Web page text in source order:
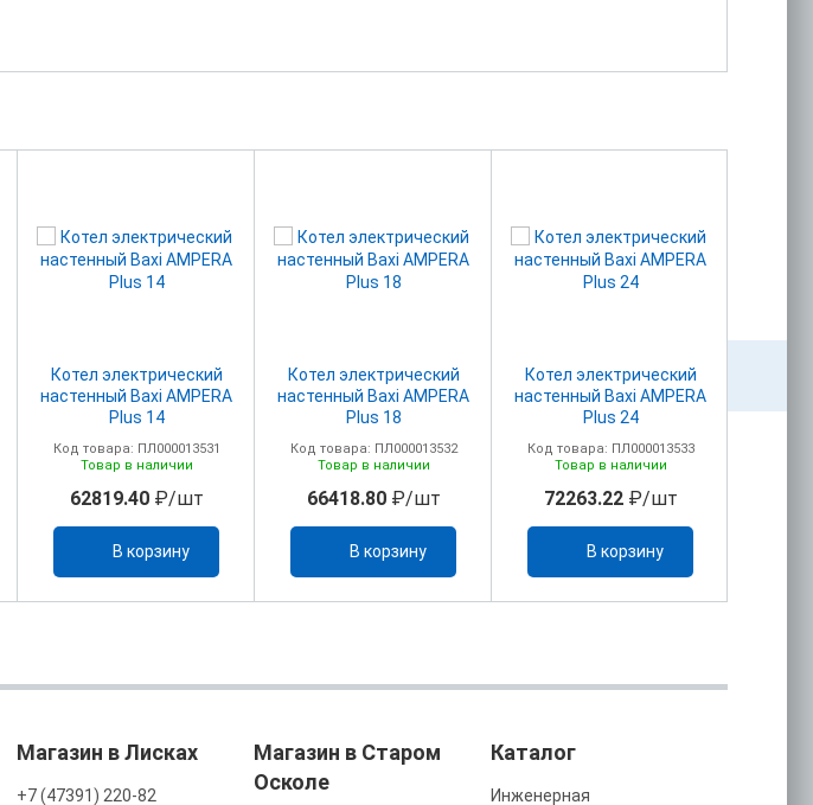
Котел электрический
настенный Baxi AMPERA
Plus 14
Код товара: ПЛ000013531
Товар в наличии
62819.40₽/шт
В корзину
Котел электрический
настенный Baxi AMPERA
Plus 18
Код товара: ПЛ000013532
Товар в наличии
66418.80₽/шт
В корзину
Котел электрический
настенный Baxi AMPERA
Plus 24
Код товара: ПЛ000013533
Товар в наличии
72263.22₽/шт
В корзину
Магазин в Лисках
+7 (47391) 220-82
Магазин в Старом
Осколе
Каталог
Инженерная